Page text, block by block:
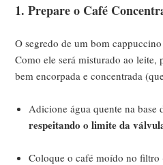
1. Prepare o Café
O segredo de um bom
Como ele será misturado ao leite,
bem encorpada e concentrada
Adicione água quente na
respeitando o limite da
Coloque o café moído no filtro